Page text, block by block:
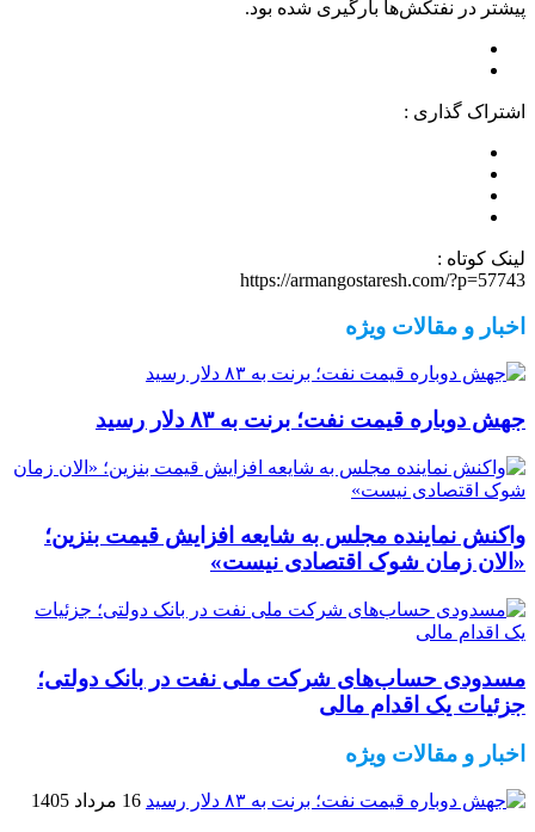
پیشتر در نفتکش‌ها بارگیری شده بود.
اشتراک گذاری :
لینک کوتاه :
https://armangostaresh.com/?p=57743
اخبار و مقالات ویژه
جهش دوباره قیمت نفت؛ برنت به ۸۳ دلار رسید
واکنش نماینده مجلس به شایعه افزایش قیمت بنزین؛
«الان زمان شوک اقتصادی نیست»
مسدودی حساب‌های شرکت ملی نفت در بانک دولتی؛
جزئیات یک اقدام مالی
اخبار و مقالات ویژه
16 مرداد 1405